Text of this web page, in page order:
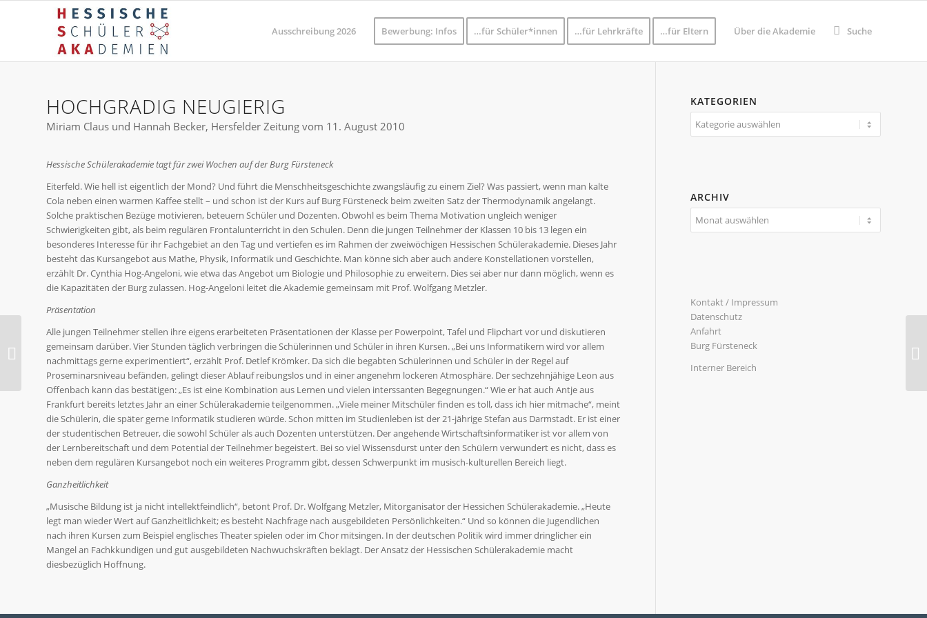
Ausschreibung 2026 Bewerbung: Infos …für Schüler*innen …für Lehrkräfte …für Eltern Über die Akademie Suche
HOCHGRADIG NEUGIERIG
Miriam Claus und Hannah Becker, Hersfelder Zeitung vom 11. August 2010
Hessische Schülerakademie tagt für zwei Wochen auf der Burg Fürsteneck
Eiterfeld. Wie hell ist eigentlich der Mond? Und führt die Menschheitsgeschichte zwangsläufig zu einem Ziel? Was passiert, wenn man kalte
Cola neben einen warmen Kaffee stellt – und schon ist der Kurs auf Burg Fürsteneck beim zweiten Satz der Thermodynamik angelangt.
Solche praktischen Bezüge motivieren, beteuern Schüler und Dozenten. Obwohl es beim Thema Motivation ungleich weniger
Schwierigkeiten gibt, als beim regulären Frontalunterricht in den Schulen. Denn die jungen Teilnehmer der Klassen 10 bis 13 legen ein
besonderes Interesse für ihr Fachgebiet an den Tag und vertiefen es im Rahmen der zweiwöchigen Hessischen Schülerakademie. Dieses Jahr
besteht das Kursangebot aus Mathe, Physik, Informatik und Geschichte. Man könne sich aber auch andere Konstellationen vorstellen,
erzählt Dr. Cynthia Hog-Angeloni, wie etwa das Angebot um Biologie und Philosophie zu erweitern. Dies sei aber nur dann möglich, wenn es
die Kapazitäten der Burg zulassen. Hog-Angeloni leitet die Akademie gemeinsam mit Prof. Wolfgang Metzler.
Präsentation
Alle jungen Teilnehmer stellen ihre eigens erarbeiteten Präsentationen der Klasse per Powerpoint, Tafel und Flipchart vor und diskutieren
gemeinsam darüber. Vier Stunden täglich verbringen die Schülerinnen und Schüler in ihren Kursen. „Bei uns Informatikern wird vor allem
nachmittags gerne experimentiert“, erzählt Prof. Detlef Krömker. Da sich die begabten Schülerinnen und Schüler in der Regel auf
Proseminarsniveau befänden, gelingt dieser Ablauf reibungslos und in einer angenehm lockeren Atmosphäre. Der sechzehnjähige Leon aus
Offenbach kann das bestätigen: „Es ist eine Kombination aus Lernen und vielen interssanten Begegnungen.“ Wie er hat auch Antje aus
Frankfurt bereits letztes Jahr an einer Schülerakademie teilgenommen. „Viele meiner Mitschüler finden es toll, dass ich hier mitmache“, meint
die Schülerin, die später gerne Informatik studieren würde. Schon mitten im Studienleben ist der 21-jährige Stefan aus Darmstadt. Er ist einer
der studentischen Betreuer, die sowohl Schüler als auch Dozenten unterstützen. Der angehende Wirtschaftsinformatiker ist vor allem von
der Lernbereitschaft und dem Potential der Teilnehmer begeistert. Bei so viel Wissensdurst unter den Schülern verwundert es nicht, dass es
neben dem regulären Kursangebot noch ein weiteres Programm gibt, dessen Schwerpunkt im musisch-kulturellen Bereich liegt.
Ganzheitlichkeit
„Musische Bildung ist ja nicht intellektfeindlich“, betont Prof. Dr. Wolfgang Metzler, Mitorganisator der Hessichen Schülerakademie. „Heute
legt man wieder Wert auf Ganzheitlichkeit; es besteht Nachfrage nach ausgebildeten Persönlichkeiten.“ Und so können die Jugendlichen
nach ihren Kursen zum Beispiel englisches Theater spielen oder im Chor mitsingen. In der deutschen Politik wird immer dringlicher ein
Mangel an Fachkkundigen und gut ausgebildeten Nachwuchskräften beklagt. Der Ansatz der Hessischen Schülerakademie macht
diesbezüglich Hoffnung.
KATEGORIEN
Kategorien
ARCHIV
Kontakt / Impressum
Datenschutz
Anfahrt
Burg Fürsteneck
Interner Bereich
1. Hessische
Schülerakademie
(Mittelstufe) 2011